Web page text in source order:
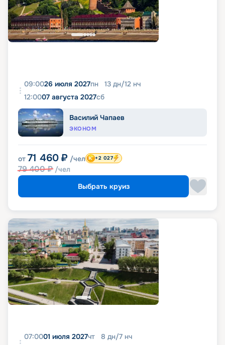
09:0026 июля 2027пн 13 дн/12 нч
12:0007 августа 2027сб
Василий Чапаев
ЭКОНОМ
от 71 460 ₽ /чел
79 400₽ /чел
+2 027
Выбрать круиз
07:0001 июля 2027чт 8 дн/7 нч